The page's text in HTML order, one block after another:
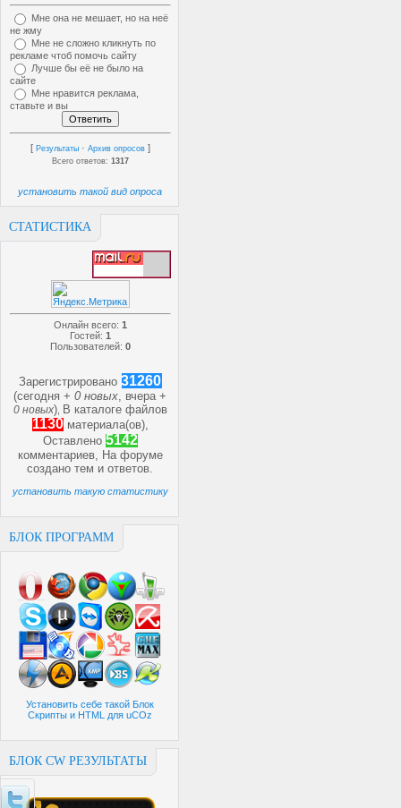
Мне она не мешает, но на неё
не жму
Мне не сложно кликнуть по
рекламе чтоб помочь сайту
Лучше бы её не было на
сайте
Мне нравится реклама,
ставьте и вы
[ Результаты · Архив опросов ]
Всего ответов: 1317
установить такой вид опроса
СТАТИСТИКА
Онлайн всего: 1
Гостей: 1
Пользователей: 0
Зарегистрировано 31260
(сегодня +0 новых, вчера +
0 новых) В каталоге файлов
1130 материала(ов),
Оставлено 5142
комментариев, На форуме
созданотем иответов.
установить такую статистику
БЛОК ПРОГРАММ
Установить себе такой Блок
Скрипты и HTML для uCOz
БЛОК CW РЕЗУЛЬТАТЫ